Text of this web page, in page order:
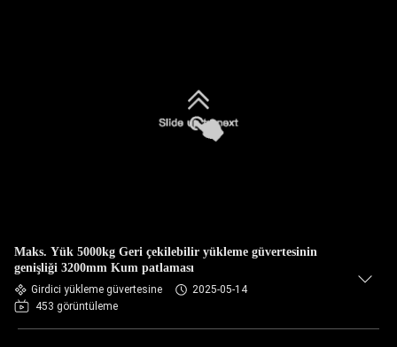
Maks. Yük 5000kg Geri çekilebilir yükleme güvertesinin
genişliği 3200mm Kum patlaması
Girdici yükleme güvertesine
2025-05-14
453 görüntüleme